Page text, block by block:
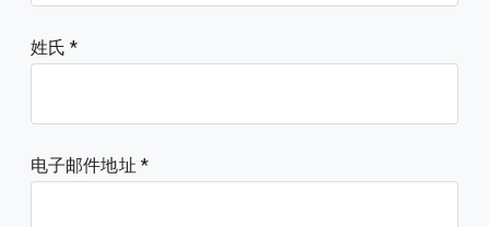
姓氏
电子邮件地址